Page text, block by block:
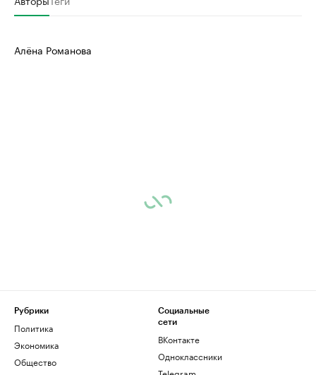
Алёна Романова
Рубрики
Политика
Экономика
Общество
Социальные
сети
ВКонтакте
Одноклассники